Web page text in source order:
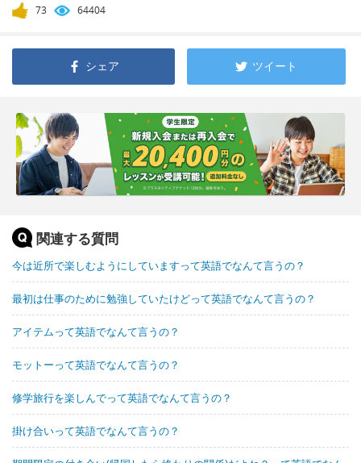
73 64404
シェア ツイート
関連する質問
今は近所で楽しむようにしていますって英語でなんて言うの？
最初は仕事のために勉強していたけどって英語でなんて言うの？
アイテムって英語でなんて言うの？
モットーって英語でなんて言うの？
修学旅行を楽しんでって英語でなんて言うの？
掛け合いって英語でなんて言うの？